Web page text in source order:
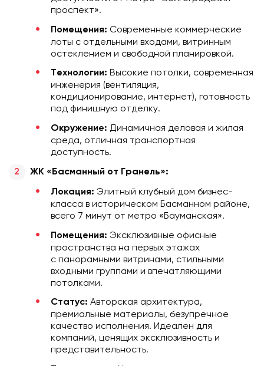
проспект».
Помещения: Современные коммерческие
лоты с отдельными входами, витринным
остеклением и свободной планировкой.
Технологии: Высокие потолки, современная
инженерия (вентиляция,
кондиционирование, интернет), готовность
под финишную отделку.
Окружение: Динамичная деловая и жилая
среда, отличная транспортная
доступность.
ЖК «Басманный от Гранель»:
Локация: Элитный клубный дом бизнес-
класса в историческом Басманном районе,
всего 7 минут от метро «Бауманская».
Помещения: Эксклюзивные офисные
пространства на первых этажах
с панорамными витринами, стильными
входными группами и впечатляющими
потолками.
Статус: Авторская архитектура,
премиальные материалы, безупречное
качество исполнения. Идеален для
компаний, ценящих эксклюзивность и
представительность.